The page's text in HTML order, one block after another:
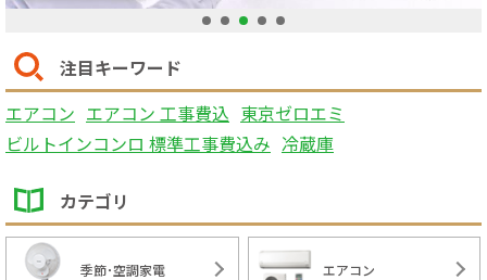
1 2 3 4 5
注目キーワード
エアコン エアコン 工事費込 東京ゼロエミ
ビルトインコンロ 標準工事費込み 冷蔵庫
カテゴリ
季節･空調家電 エアコン